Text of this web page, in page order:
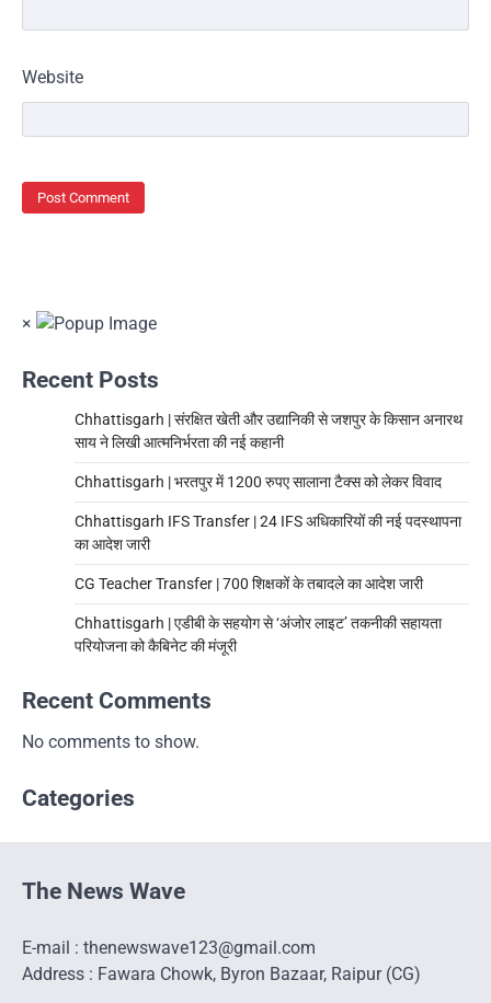
Website
×
Recent Posts
Chhattisgarh | संरक्षित खेती और उद्यानिकी से जशपुर के किसान अनारथ
साय ने लिखी आत्मनिर्भरता की नई कहानी
Chhattisgarh | भरतपुर में 1200 रुपए सालाना टैक्स को लेकर विवाद
Chhattisgarh IFS Transfer | 24 IFS अधिकारियों की नई पदस्थापना
का आदेश जारी
CG Teacher Transfer | 700 शिक्षकों के तबादले का आदेश जारी
Chhattisgarh | एडीबी के सहयोग से ‘अंजोर लाइट’ तकनीकी सहायता
परियोजना को कैबिनेट की मंजूरी
Recent Comments
No comments to show.
Categories
The News Wave
E-mail : thenewswave123@gmail.com
Address : Fawara Chowk, Byron Bazaar, Raipur (CG)